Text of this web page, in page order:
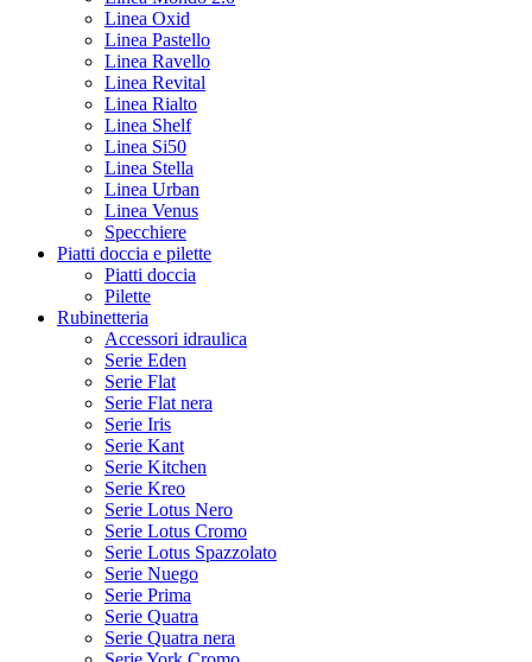
Linea Oxid
Linea Pastello
Linea Ravello
Linea Revital
Linea Rialto
Linea Shelf
Linea Si50
Linea Stella
Linea Urban
Linea Venus
Specchiere
Piatti doccia e pilette
Piatti doccia
Pilette
Rubinetteria
Accessori idraulica
Serie Eden
Serie Flat
Serie Flat nera
Serie Iris
Serie Kant
Serie Kitchen
Serie Kreo
Serie Lotus Nero
Serie Lotus Cromo
Serie Lotus Spazzolato
Serie Nuego
Serie Prima
Serie Quatra
Serie Quatra nera